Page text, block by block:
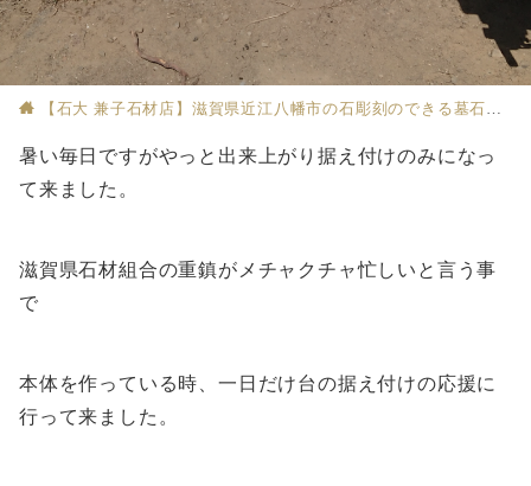
【石大 兼子石材店】滋賀県近江八幡市の石彫刻のできる墓石店
暑い毎日ですがやっと出来上がり据え付けのみになっ
て来ました。
滋賀県石材組合の重鎮がメチャクチャ忙しいと言う事
で
本体を作っている時、一日だけ台の据え付けの応援に
行って来ました。